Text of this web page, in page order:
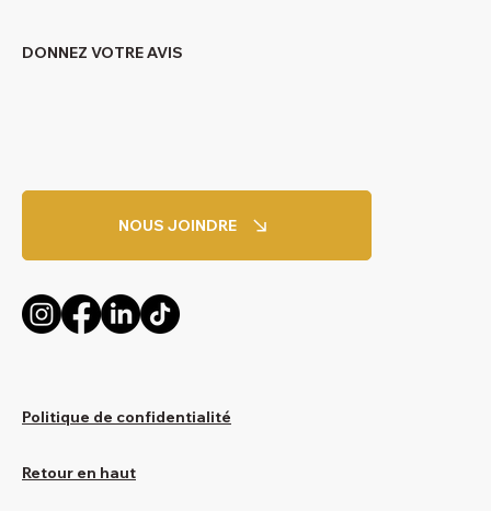
DONNEZ VOTRE AVIS
NOUS JOINDRE
Politique de confidentialité
Retour en haut